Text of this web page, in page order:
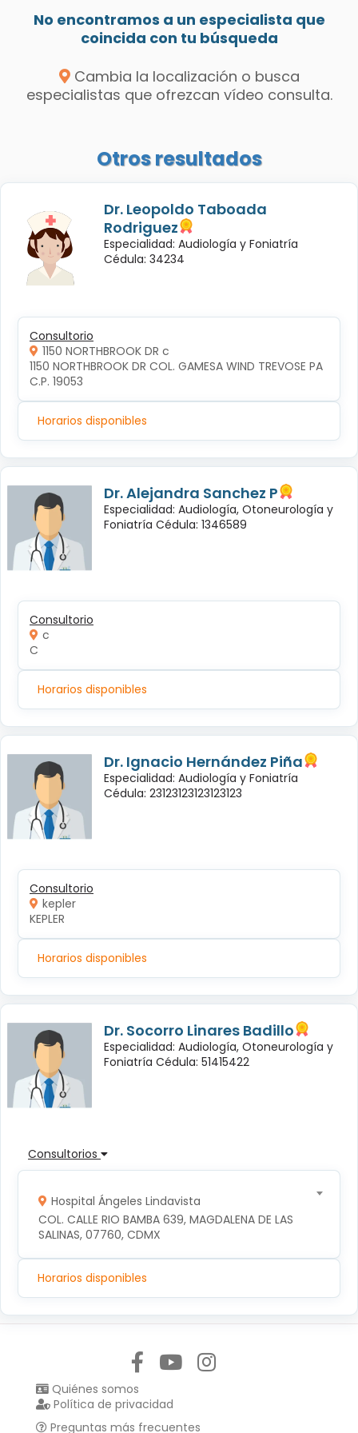
No encontramos a un especialista que
coincida con tu búsqueda
Cambia la localización o busca
especialistas que ofrezcan vídeo consulta.
Otros resultados
Dr. Leopoldo Taboada
Rodriguez
Especialidad: Audiología y Foniatría
Cédula: 34234
Consultorio
1150 NORTHBROOK DR c
1150 NORTHBROOK DR COL. GAMESA WIND TREVOSE PA
C.P. 19053
Horarios disponibles
Dr. Alejandra Sanchez P
Especialidad: Audiología, Otoneurología y
Foniatría Cédula: 1346589
Consultorio
c
C
Horarios disponibles
Dr. Ignacio Hernández Piña
Especialidad: Audiología y Foniatría
Cédula: 23123123123123123
Consultorio
kepler
KEPLER
Horarios disponibles
Dr. Socorro Linares Badillo
Especialidad: Audiología, Otoneurología y
Foniatría Cédula: 51415422
Consultorios
Hospital Ángeles Lindavista
COL. CALLE RIO BAMBA 639, MAGDALENA DE LAS
SALINAS, 07760, CDMX
Horarios disponibles
Quiénes somos
Política de privacidad
Preguntas más frecuentes